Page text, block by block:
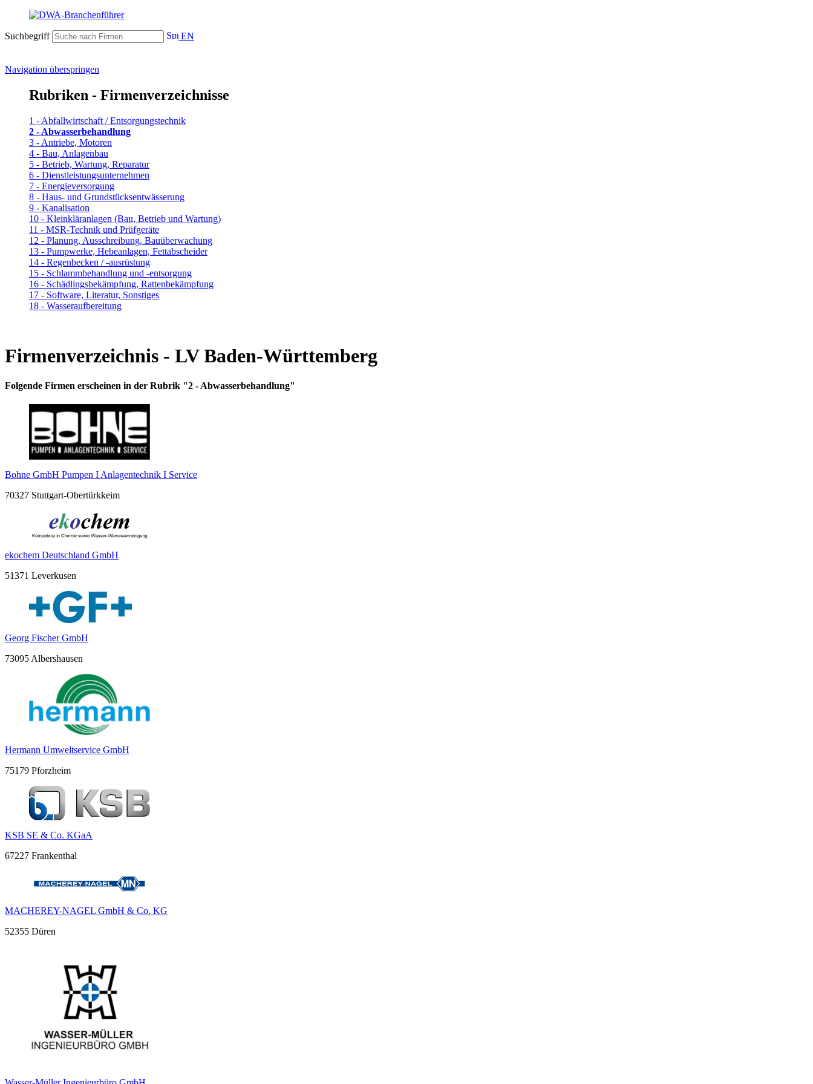
Suchbegriff EN
Navigation überspringen
Rubriken - Firmenverzeichnisse
1 - Abfallwirtschaft / Entsorgungstechnik
2 - Abwasserbehandlung
3 - Antriebe, Motoren
4 - Bau, Anlagenbau
5 - Betrieb, Wartung, Reparatur
6 - Dienstleistungsunternehmen
7 - Energieversorgung
8 - Haus- und Grundstücksentwässerung
9 - Kanalisation
10 - Kleinkläranlagen (Bau, Betrieb und Wartung)
11 - MSR-Technik und Prüfgeräte
12 - Planung, Ausschreibung, Bauüberwachung
13 - Pumpwerke, Hebeanlagen, Fettabscheider
14 - Regenbecken / -ausrüstung
15 - Schlammbehandlung und -entsorgung
16 - Schädlingsbekämpfung, Rattenbekämpfung
17 - Software, Literatur, Sonstiges
18 - Wasseraufbereitung
Firmenverzeichnis - LV Baden-Württemberg
Folgende Firmen erscheinen in der Rubrik "2 - Abwasserbehandlung"
Bohne GmbH Pumpen I Anlagentechnik I Service
70327 Stuttgart-Obertürkkeim
ekochem Deutschland GmbH
51371 Leverkusen
Georg Fischer GmbH
73095 Albershausen
Hermann Umweltservice GmbH
75179 Pforzheim
KSB SE & Co. KGaA
67227 Frankenthal
MACHEREY-NAGEL GmbH & Co. KG
52355 Düren